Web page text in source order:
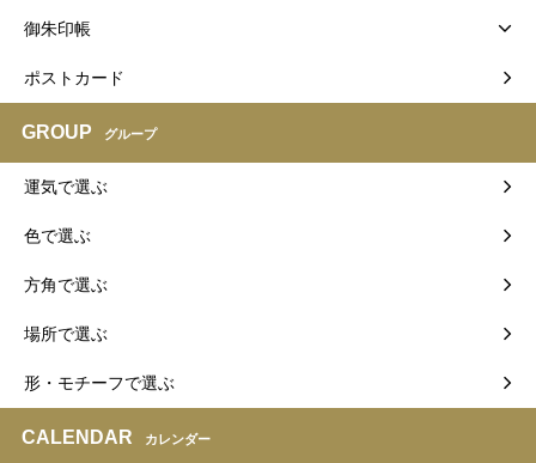
御朱印帳
ポストカード
GROUP グループ
運気で選ぶ
色で選ぶ
方角で選ぶ
場所で選ぶ
形・モチーフで選ぶ
CALENDAR カレンダー